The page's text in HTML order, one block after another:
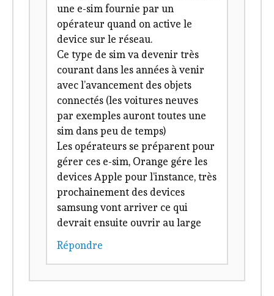
une e-sim fournie par un
opérateur quand on active le
device sur le réseau.
Ce type de sim va devenir très
courant dans les années à venir
avec l’avancement des objets
connectés (les voitures neuves
par exemples auront toutes une
sim dans peu de temps)
Les opérateurs se préparent pour
gérer ces e-sim, Orange gére les
devices Apple pour l’instance, très
prochainement des devices
samsung vont arriver ce qui
devrait ensuite ouvrir au large
Répondre